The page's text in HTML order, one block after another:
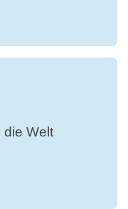
die Welt